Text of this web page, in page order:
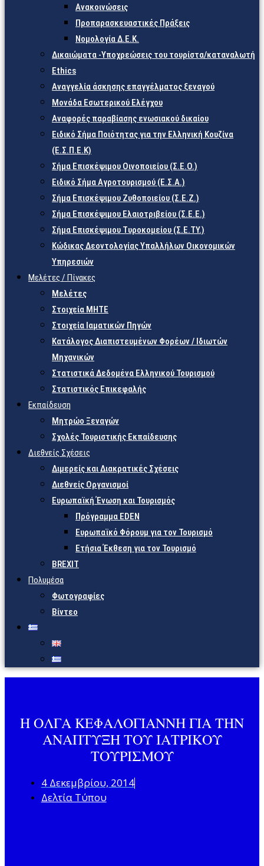
Ανακοινώσεις
Προπαρασκευαστικές Πράξεις
Νομολογία Δ.Ε.Κ.
Δικαιώματα -Υποχρεώσεις του τουρίστα/καταναλωτή
Ethics
Αναγγελία άσκησης επαγγέλματος ξεναγού
Μονάδα Εσωτερικού Ελέγχου
Αναφορές παραβίασης ενωσιακού δικαίου
Ειδικό Σήμα Ποιότητας για την Ελληνική Κουζίνα
(Ε.Σ.Π.Ε.Κ)
Σήμα Επισκέψιμου Οινοποιείου (Σ.Ε.Ο.)
Ειδικό Σήμα Αγροτουρισμού (Ε.Σ.Α.)
Σήμα Επισκέψιμου Ζυθοποιείου (Σ.Ε.Ζ.)
Σήμα Επισκέψιμου Ελαιοτριβείου (Σ.Ε.Ε.)
Σήμα Επισκέψιμου Τυροκομείου (Σ.Ε.TY.)
Κώδικας Δεοντολογίας Υπαλλήλων Οικονομικών
Υπηρεσιών
Μελέτες / Πίνακες
Μελέτες
Στοιχεία ΜΗΤΕ
Στοιχεία Ιαματικών Πηγών
Κατάλογος Διαπιστευμένων Φορέων / Ιδιωτών
Μηχανικών
Στατιστικά Δεδομένα Ελληνικού Τουρισμού
Στατιστικός Επικεφαλής
Εκπαίδευση
Μητρώο Ξεναγών
Σχολές Τουριστικής Εκπαίδευσης
Διεθνείς Σχέσεις
Διμερείς και Διακρατικές Σχέσεις
Διεθνείς Οργανισμοί
Ευρωπαϊκή Ένωση και Τουρισμός
Πρόγραμμα EDEN
Ευρωπαϊκό Φόρουμ για τον Τουρισμό
Ετήσια Έκθεση για τον Τουρισμό
BREXIT
Πολυμέσα
Φωτογραφίες
Βίντεο
Η ΟΛΓΑ ΚΕΦΑΛΟΓΙΑΝΝΗ ΓΙΑ ΤΗΝ
ΑΝΑΠΤΥΞΗ ΤΟΥ ΙΑΤΡΙΚΟΥ
ΤΟΥΡΙΣΜΟΥ
4 Δεκεμβρίου, 2014
Δελτία Τύπου